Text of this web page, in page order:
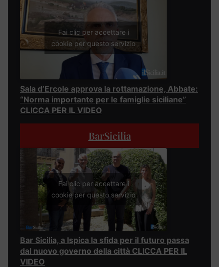
Fai clic per accettare i
cookie per questo servizio
Sala d’Ercole approva la rottamazione, Abbate:
“Norma importante per le famiglie siciliane”
CLICCA PER IL VIDEO
BarSicilia
Fai clic per accettare i
cookie per questo servizio
Bar Sicilia, a Ispica la sfida per il futuro passa
dal nuovo governo della città CLICCA PER IL
VIDEO